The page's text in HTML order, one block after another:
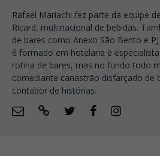
Rafael Mariachi fez parte da equipe
Ricard, multinacional de bebidas.
de bares como Anexo São Bento e
é formado em hotelaria e
rotina de bares, mas no fundo todo
comediante canastrão disfarçado de
contador de histórias.